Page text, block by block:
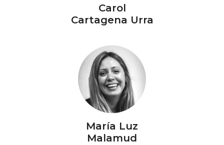
Carol
Cartagena Urra
María Luz
Malamud